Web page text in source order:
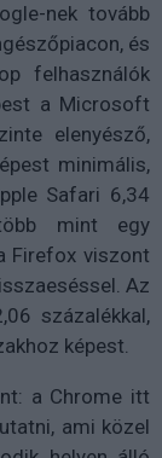
nek tovább
és
felhasználók
a Microsoft
elenyésző,
minimális,
Safari 6,34
mint egy
Firefox viszont
Az
százalékkal,
képest.
a Chrome itt
ami közel